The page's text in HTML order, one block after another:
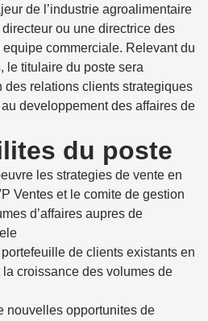
de l’industrie agroalimentaire
ou une directrice des
commerciale. Relevant du
, le titulaire du poste sera
des relations clients strategiques
developpement des affaires de
du poste
les strategies de vente en
Ventes et le comite de gestion
d’affaires aupres de
de clients existants en
croissance des volumes de
nouvelles opportunites de